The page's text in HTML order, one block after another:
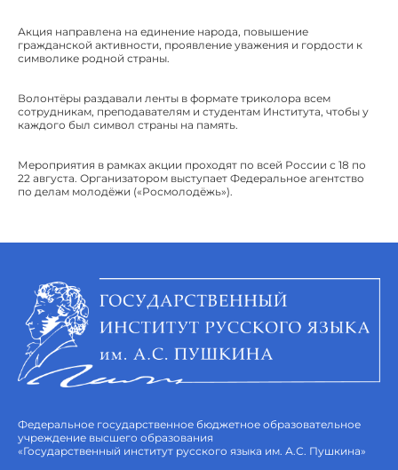
Акция направлена на единение народа, повышение
гражданской активности, проявление уважения и гордости к
символике родной страны.
Волонтёры раздавали ленты в формате триколора всем
сотрудникам, преподавателям и студентам Института, чтобы у
каждого был символ страны на память.
Мероприятия в рамках акции проходят по всей России с 18 по
22 августа. Организатором выступает Федеральное агентство
по делам молодёжи («Росмолодёжь»).
Федеральное государственное бюджетное образовательное
учреждение высшего образования
«Государственный институт русского языка им. А.С. Пушкина»